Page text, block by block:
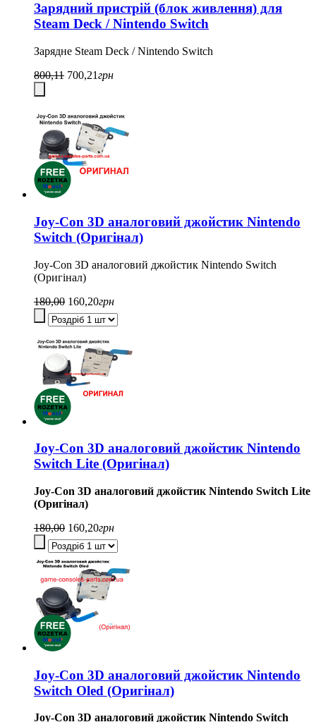
Зарядний пристрій (блок живлення) для
Steam Deck / Nintendo Switch
Зарядне Steam Deck / Nintendo Switch
800,11 700,21грн
Joy-Con 3D аналоговий джойстик Nintendo
Switch (Оригінал)
Joy-Con 3D аналоговий джойстик Nintendo Switch
(Оригінал)
180,00 160,20грн
Joy-Con 3D аналоговий джойстик Nintendo
Switch Lite (Оригінал)
Joy-Con 3D аналоговий джойстик Nintendo Switch Lite
(Оригінал)
180,00 160,20грн
Joy-Con 3D аналоговий джойстик Nintendo
Switch Oled (Оригінал)
Joy-Con 3D аналоговий джойстик Nintendo Switch